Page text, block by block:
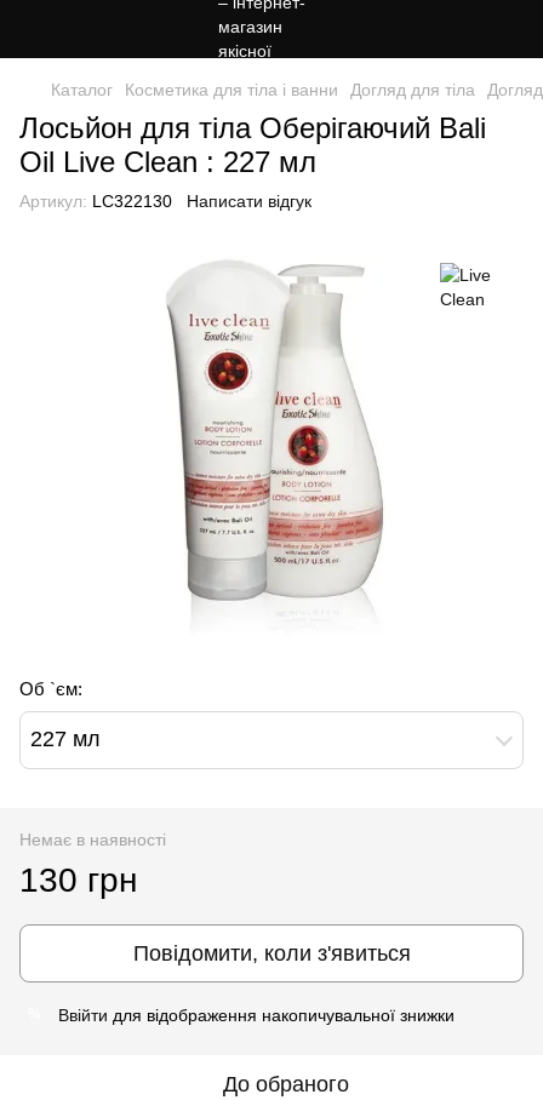
Каталог Косметика для тіла і ванни Догляд для тіла
Лосьйон для тіла Оберігаючий Bali
Oil Live Clean : 227 мл
Артикул: LC322130 Написати відгук
Об `єм:
227 мл
Немає в наявності
130 грн
Повідомити, коли з'явиться
Ввійти для відображення накопичувальної знижки
До обраного